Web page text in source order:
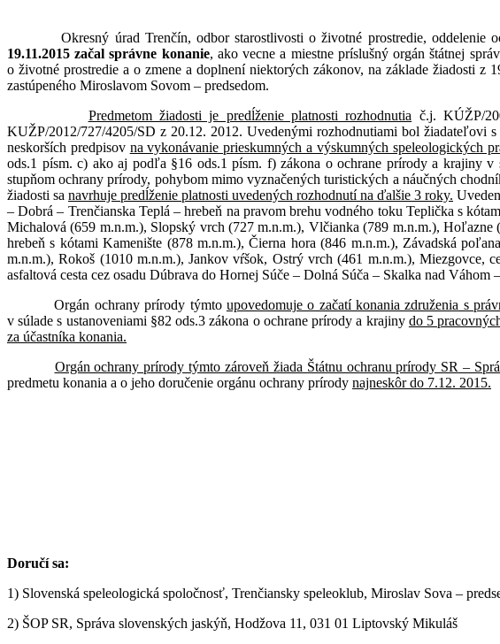
Okresný úrad Trenčín, odbor starostlivosti o životné prostredie, oddelenie
19.11.2015 začal správne konanie, ako vecne a miestne príslušný orgán štátnej
o životné prostredie a o zmene a doplnení niektorých zákonov, na základe žiadosti
zastúpeného Miroslavom Sovom – predsedom.
Predmetom žiadosti je predĺženie platnosti rozhodnutia č.j. KÚŽP/
KUŽP/2012/727/4205/SD z 20.12. 2012. Uvedenými rozhodnutiami bol žiadateľovi
neskorších predpisov na vykonávanie prieskumných a výskumných speleologických
ods.1 písm. c) ako aj podľa §16 ods.1 písm. f) zákona o ochrane prírody a krajiny
stupňom ochrany prírody, pohybom mimo vyznačených turistických a náučných
žiadosti sa navrhuje predĺženie platnosti uvedených rozhodnutí na ďalšie 3 roky.
– Dobrá – Trenčianska Teplá – hrebeň na pravom brehu vodného toku Teplička s
Michalová (659 m.n.m.), Slopský vrch (727 m.n.m.), Vlčianka (789 m.n.m.),
hrebeň s kótami Kamenište (878 m.n.m.), Čierna hora (846 m.n.m.), Závadská
m.n.m.), Rokoš (1010 m.n.m.), Jankov vŕšok, Ostrý vrch (461 m.n.m.), Miezgovce,
asfaltová cesta cez osadu Dúbrava do Hornej Súče – Dolná Súča – Skalka nad Váhom
Orgán ochrany prírody týmto upovedomuje o začatí konania združenia s
v súlade s ustanoveniami §82 ods.3 zákona o ochrane prírody a krajiny do 5
za účastníka konania.
Orgán ochrany prírody týmto zároveň žiada Štátnu ochranu prírody SR –
predmetu konania a o jeho doručenie orgánu ochrany prírody najneskôr do 7.12. 2015.
vedúci
Doručí sa:
1) Slovenská speleologická spoločnosť, Trenčiansky speleoklub, Miroslav Sova –
2) ŠOP SR, Správa slovenských jaskýň, Hodžova 11, 031 01 Liptovský Mikuláš